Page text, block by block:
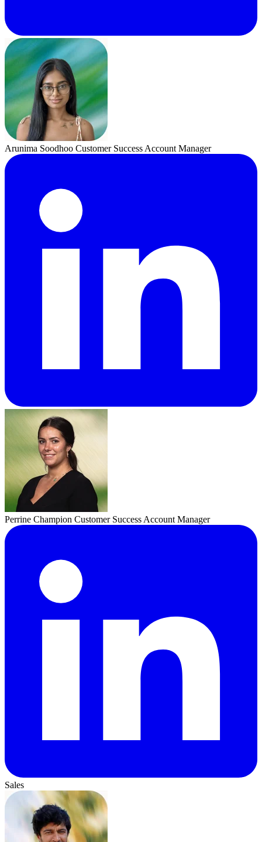
Arunima Soodhoo Customer Success Account Manager
Perrine Champion Customer Success Account Manager
Sales